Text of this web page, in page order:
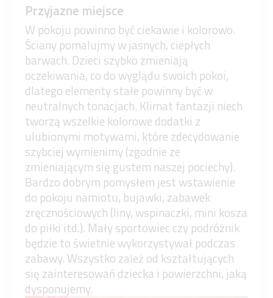
Przyjazne miejsce
W pokoju powinno być ciekawie i kolorowo.
Ściany pomalujmy w jasnych, ciepłych
barwach. Dzieci szybko zmieniają
oczekiwania, co do wyglądu swoich pokoi,
dlatego elementy stałe powinny być w
neutralnych tonacjach. Klimat fantazji niech
tworzą wszelkie kolorowe dodatki z
ulubionymi motywami, które zdecydowanie
szybciej wymienimy (zgodnie ze
zmieniającym się gustem naszej pociechy).
Bardzo dobrym pomysłem jest wstawienie
do pokoju namiotu, bujawki, zabawek
zręcznościowych (liny, wspinaczki, mini kosza
do piłki itd.). Mały sportowiec czy podróżnik
będzie to świetnie wykorzystywał podczas
zabawy. Wszystko zależ od kształtujących
się zainteresowań dziecka i powierzchni, jaką
dysponujemy.